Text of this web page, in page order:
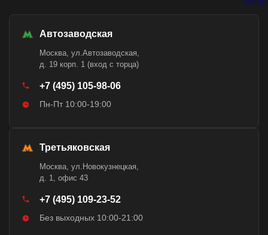
Автозаводская
Москва, ул.Автозаводская,
д. 19 корп. 1 (вход с торца)
+7 (495) 105-98-06
Пн-Пт 10:00-19:00
Третьяковская
Москва, ул.Новокузнецкая,
д. 1, офис 43
+7 (495) 109-23-52
Без выходных 10:00-21:00